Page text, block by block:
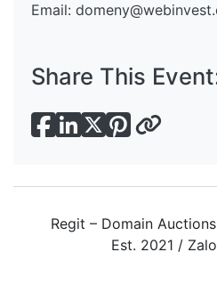
Email:
Share This
Regit – Domain
Est. 2021 /